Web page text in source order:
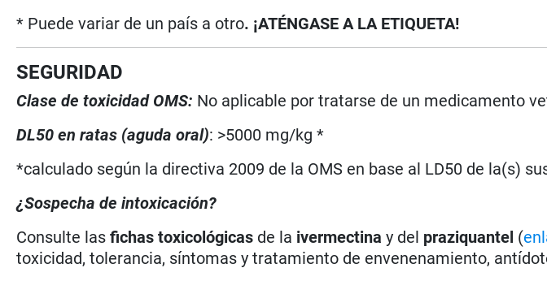
* Puede variar de un país a otro. ¡ATÉNGASE A LA ETIQUETA!
SEGURIDAD
Clase de toxicidad OMS: No aplicable por tratarse de un medicamento
DL50 en ratas (aguda oral): >5000 mg/kg *
*calculado según la directiva 2009 de la OMS en base al LD50 de la(s)
¿Sospecha de intoxicación?
Consulte lasfichas toxicológicas de la ivermectina y del praziquantel (
toxicidad, tolerancia, síntomas y tratamiento de envenenamiento,